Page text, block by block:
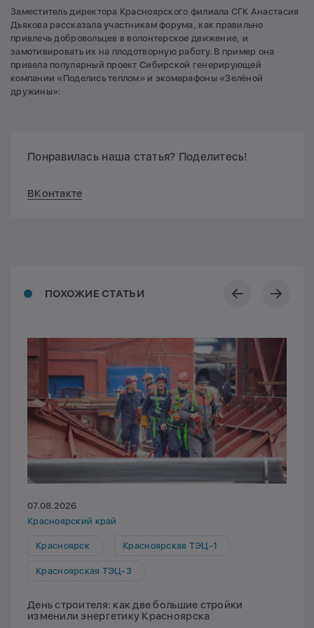
Заместитель директора Красноярского филиала СГК Анастасия
Дьякова рассказала участникам форума, как правильно
привлечь добровольцев в волонтерское движение, и
замотивировать их на плодотворную работу. В пример она
привела популярный проект Сибирской генерирующей
компании «Поделись теплом» и экомарафоны «Зелёной
дружины»:
Понравилась наша статья? Поделитесь!
ВКонтакте
ПОХОЖИЕ СТАТЬИ
07.08.2026
Красноярский край
Красноярск Красноярская ТЭЦ-1
Красноярская ТЭЦ-3
День строителя: как две большие стройки
изменили энергетику Красноярска